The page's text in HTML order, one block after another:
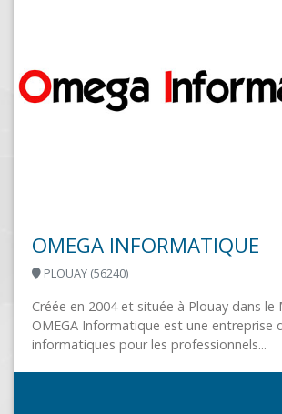
L'informatique à valeur ajoutée Acteur
des professionnels depuis 2004 sur Saint
Var 3 secteurs d'activité majeurs:La